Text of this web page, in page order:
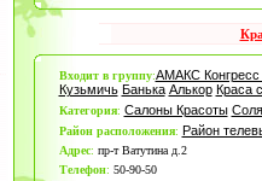
Входит в группу:АМАКС Конгресс
Кузьмичь Банька Алькор Краса
Категория: Салоны Красоты
Район расположения: Район
Адрес: пр-т Ватутина д.2
Телефон: 50-90-50